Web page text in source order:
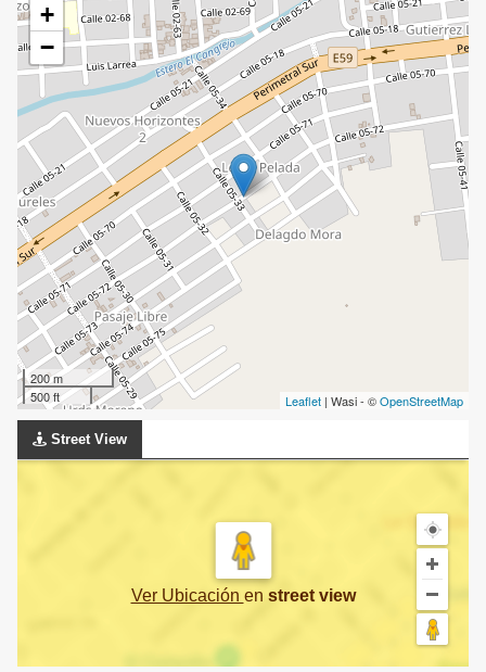
+
−
200 m
500 ft
Leaflet | Wasi - ©OpenStreetMap
Street View
Ver Ubicación en street view